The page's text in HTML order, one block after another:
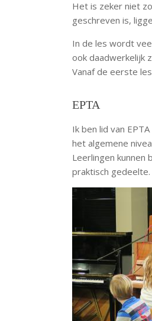
Het is zeker niet
geschreven is,
In de les wordt
ook daadwerkelijk
Vanaf de eerste
EPTA
Ik ben lid van
het algemene
Leerlingen kunnen
praktisch